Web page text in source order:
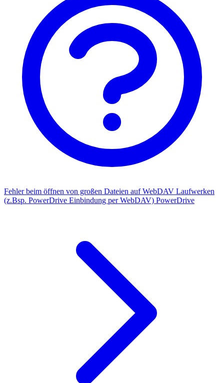
Fehler beim öffnen von großen Dateien auf WebDAV Laufwerken
(z.Bsp. PowerDrive Einbindung per WebDAV) PowerDrive